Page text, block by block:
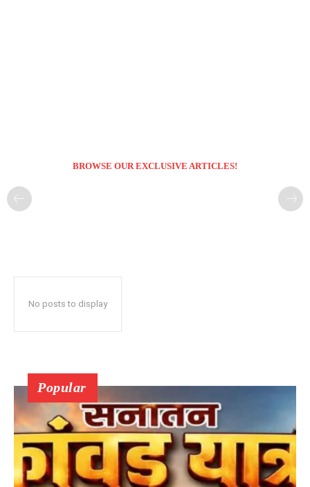
BROWSE OUR EXCLUSIVE ARTICLES!
No posts to display
Popular